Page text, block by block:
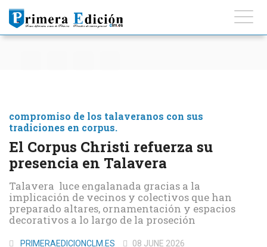
compromiso de los talaveranos con sus
tradiciones en corpus.
El Corpus Christi refuerza su
presencia en Talavera
Talavera luce engalanada gracias a la
implicación de vecinos y colectivos que han
preparado altares, ornamentación y espacios
decorativos a lo largo de la proseción
PRIMERAEDICIONCLM.ES
08 JUNE 2026